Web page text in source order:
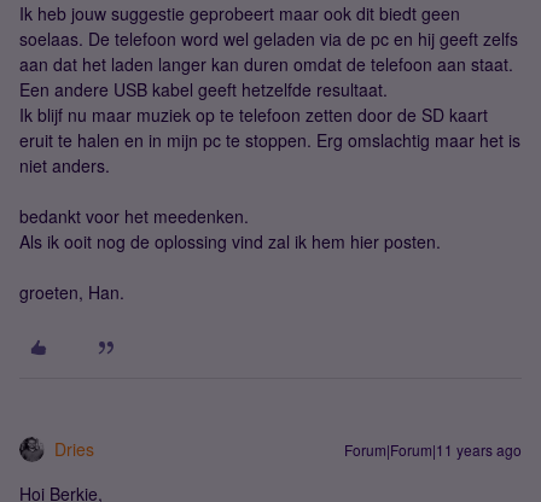
Ik heb jouw suggestie geprobeert maar ook dit biedt geen
soelaas. De telefoon word wel geladen via de pc en hij geeft zelfs
aan dat het laden langer kan duren omdat de telefoon aan staat.
Een andere USB kabel geeft hetzelfde resultaat.
Ik blijf nu maar muziek op te telefoon zetten door de SD kaart
eruit te halen en in mijn pc te stoppen. Erg omslachtig maar het is
niet anders.
bedankt voor het meedenken.
Als ik ooit nog de oplossing vind zal ik hem hier posten.
groeten, Han.
Dries Forum|Forum|11 years ago
Hoi Berkie,